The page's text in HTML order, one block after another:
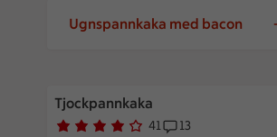
Ugnspannkaka med bacon
Tjockpannkaka
Betyg 3.9 av 5. 41
41 personer har röstatReceptet har 13
13
Tjockpannkaka